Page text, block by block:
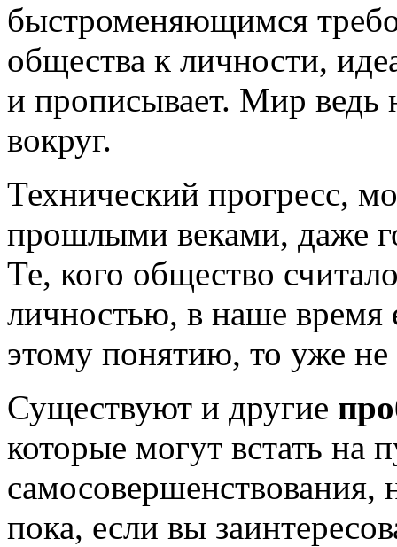
быстроменяющимся
общества к личности,
и прописывает. Мир ведь
вокруг.
Технический прогресс,
прошлыми веками, даже
Те, кого общество
личностью, в наше время
этому понятию, то уже
Существуют и другие
которые могут встать на
пока, если вы